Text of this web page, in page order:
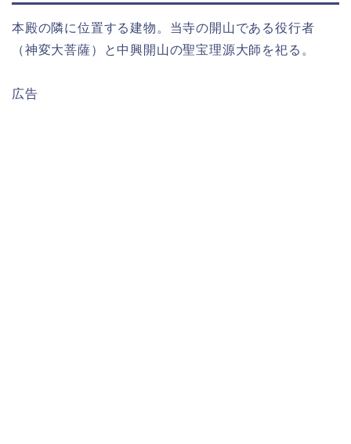
本殿の隣に位置する建物。当寺の開山である役行者
（神変大菩薩）と中興開山の聖宝理源大師を祀る。
広告